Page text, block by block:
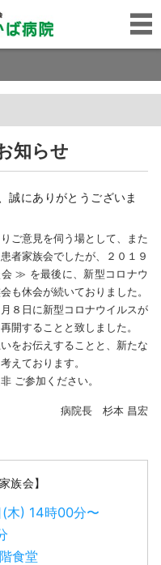
知らせ
誠にありがとうございま
ご意見を伺う場として、また
者家族会でしたが、２０１９
≫ を最後に、新型コロナウ
も休会が続いておりました。
８日に新型コロナウイルスが
開することと致しました。
をお伝えすることと、新たな
えております。
ご参加ください。
病院長 杉本 昌宏
族会】
木) 14時00分〜
食堂